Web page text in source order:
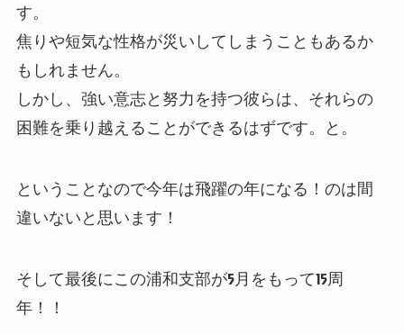
す。
焦りや短気な性格が災いしてしまうこともあるか
もしれません。
しかし、強い意志と努力を持つ彼らは、それらの
困難を乗り越えることができるはずです。と。
ということなので今年は飛躍の年になる！のは間
違いないと思います！
そして最後にこの浦和支部が5月をもって15周
年！！